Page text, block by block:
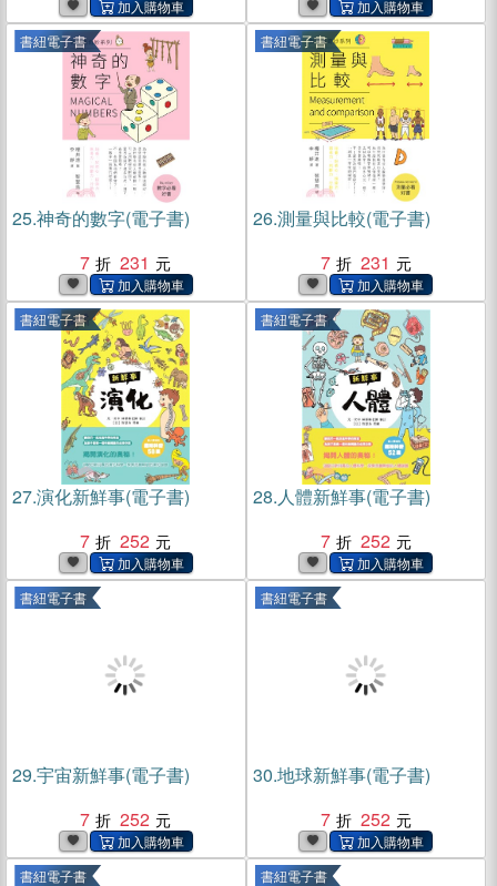
書紐電子書
25.神奇的數字(電子書)
7
231
書紐電子書
26.測量與比較(電子書)
7
231
書紐電子書
27.演化新鮮事(電子書)
7
252
書紐電子書
28.人體新鮮事(電子書)
7
252
書紐電子書
29.宇宙新鮮事(電子書)
7
252
書紐電子書
30.地球新鮮事(電子書)
7
252
書紐電子書 書紐電子書